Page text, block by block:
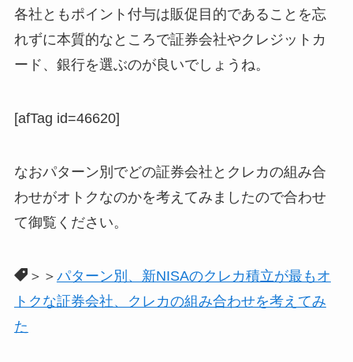
各社ともポイント付与は販促目的であることを忘
れずに本質的なところで証券会社やクレジットカ
ード、銀行を選ぶのが良いでしょうね。
[afTag id=46620]
なおパターン別でどの証券会社とクレカの組み合
わせがオトクなのかを考えてみましたので合わせ
て御覧ください。
＞＞ パターン別、新NISAのクレカ積立が最もオ
トクな証券会社、クレカの組み合わせを考えてみ
た